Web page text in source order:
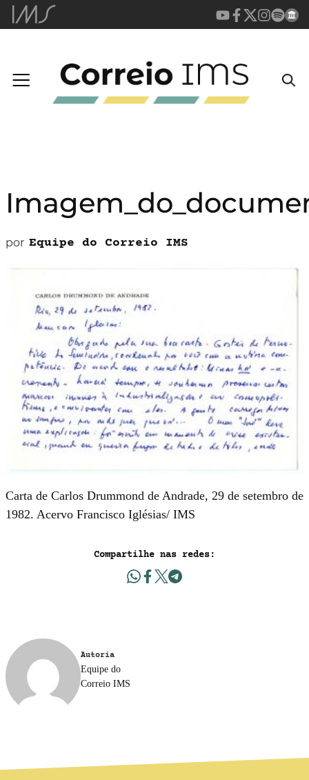
por Equipe do Correio IMS
Carta de Carlos Drummond de Andrade, 29 de setembro de
1982. Acervo Francisco Iglésias/ IMS
Compartilhe nas redes:
Autoria
Equipe do
Correio IMS